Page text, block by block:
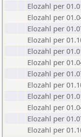
Elozahl per
Elozahl per
Elozahl per
Elozahl per
Elozahl per
Elozahl per
Elozahl per
Elozahl per
Elozahl per
Elozahl per
Elozahl per
Elozahl per